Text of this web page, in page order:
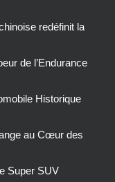
redéfinit la
de l’Endurance
Historique
au Cœur des
Super SUV